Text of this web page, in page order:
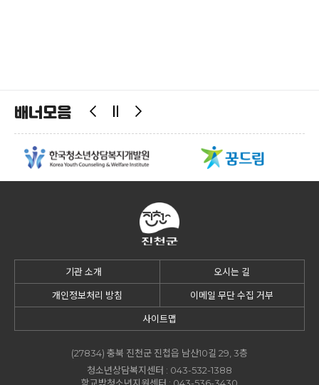
배너모음
기관 소개 오시는 길
개인정보처리 방침 이메일 무단 수집 거부
사이트맵
(27834) 충북 진천군 진첩읍 남산10길 29, 3층
청소년상담복지센터 : 043-532-1388